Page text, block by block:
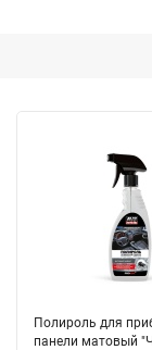
Полироль для
панели матовый